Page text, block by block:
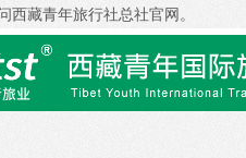
西藏青年旅行社总社官网。